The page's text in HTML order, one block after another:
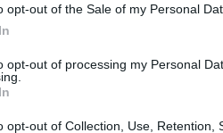
opt-out of the Sale of my Personal
opt-out of processing my Personal
opt-out of Collection, Use, Retention,